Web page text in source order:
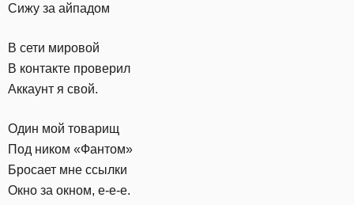
Сижу за айпадом
В сети мировой
В контакте проверил
Аккаунт я свой.
Один мой товарищ
Под ником «Фантом»
Бросает мне ссылки
Окно за окном, е-е-е.